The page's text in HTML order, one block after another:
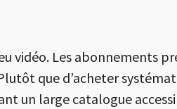
vidéo. Les abonnements
que d’acheter
un large catalogue